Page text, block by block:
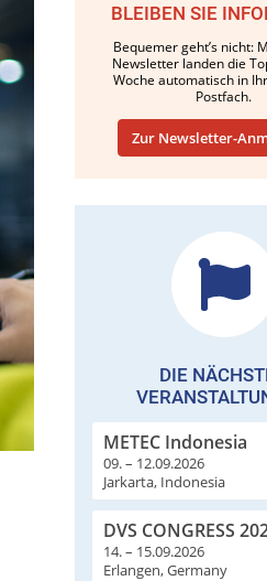
BLEIBEN SIE
Bequemer geht’s nicht:
Newsletter landen die
Woche automatisch in
Postfach.
Zur Newsletter-
DIE
METEC Indonesia
09. – 12.09.2026
Jarkarta, Indonesia
DVS CONGRESS
14. – 15.09.2026
Erlangen, Germany